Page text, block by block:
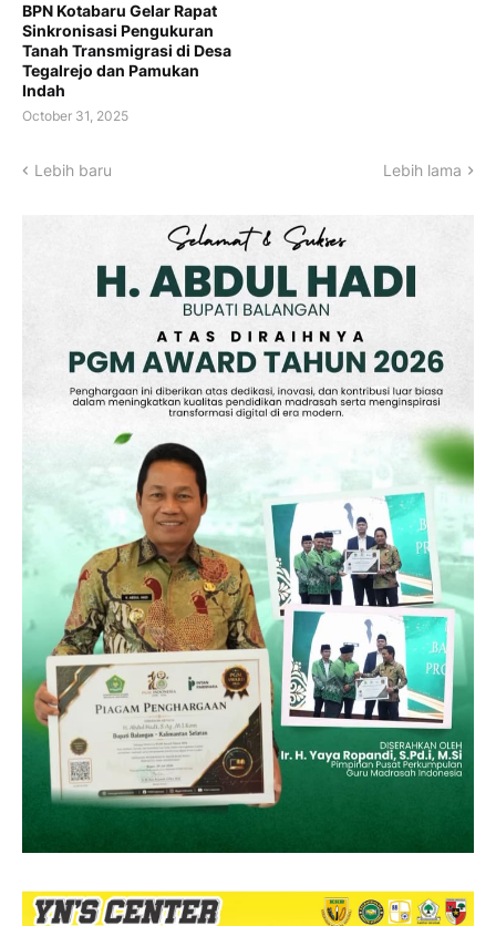
BPN Kotabaru Gelar Rapat
Sinkronisasi Pengukuran
Tanah Transmigrasi di Desa
Tegalrejo dan Pamukan
Indah
October 31, 2025
Lebih baru Lebih lama